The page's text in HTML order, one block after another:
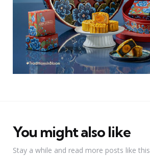
You might also like
Stay a while and read more posts like this